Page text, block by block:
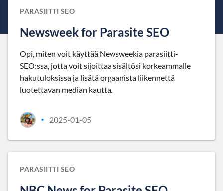
PARASIITTI SEO
Newsweek for Parasite SEO
Opi, miten voit käyttää Newsweekia parasiitti-
SEO:ssa, jotta voit sijoittaa sisältösi korkeammalle
hakutuloksissa ja lisätä orgaanista liikennettä
luotettavan median kautta.
• 2025-01-05
PARASIITTI SEO